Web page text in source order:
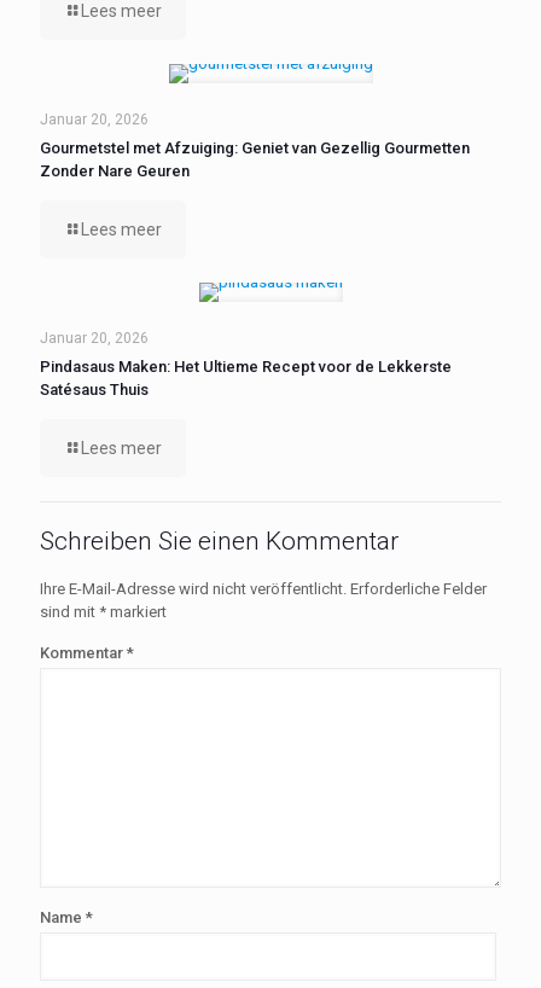
Lees meer
Januar 20, 2026
Gourmetstel met Afzuiging: Geniet van Gezellig Gourmetten
Zonder Nare Geuren
Lees meer
Januar 20, 2026
Pindasaus Maken: Het Ultieme Recept voor de Lekkerste
Satésaus Thuis
Lees meer
Schreiben Sie einen Kommentar
Ihre E-Mail-Adresse wird nicht veröffentlicht. Erforderliche Felder
sind mit * markiert
Kommentar *
Name *